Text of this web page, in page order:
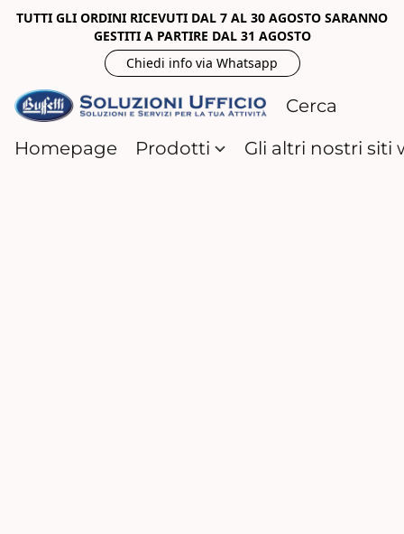
TUTTI GLI ORDINI RICEVUTI DAL 7 AL 30 AGOSTO SARANNO
GESTITI A PARTIRE DAL 31 AGOSTO
Chiedi info via Whatsapp
Homepage Prodotti Gli altri nostri siti